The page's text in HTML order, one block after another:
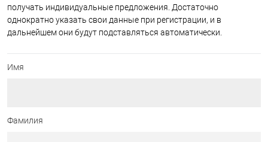
получать индивидуальные предложения. Достаточно
однократно указать свои данные при регистрации, и в
дальнейшем они будут подставляться автоматически.
Имя
Фамилия